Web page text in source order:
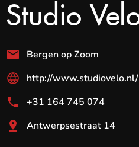
Studio Velo
Bergen op Zoom
http://www.studiovelo.nl/
+31 164 745 074
Antwerpsestraat 14